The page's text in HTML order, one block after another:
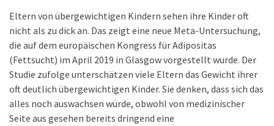
Eltern von übergewichtigen Kindern sehen ihre Kinder oft
nicht als zu dick an. Das zeigt eine neue Meta-Untersuchung,
die auf dem europäischen Kongress für Adipositas
(Fettsucht) im April 2019 in Glasgow vorgestellt wurde. Der
Studie zufolge unterschätzen viele Eltern das Gewicht ihrer
oft deutlich übergewichtigen Kinder. Sie denken, dass sich das
alles noch auswachsen würde, obwohl von medizinischer
Seite aus gesehen bereits dringend eine